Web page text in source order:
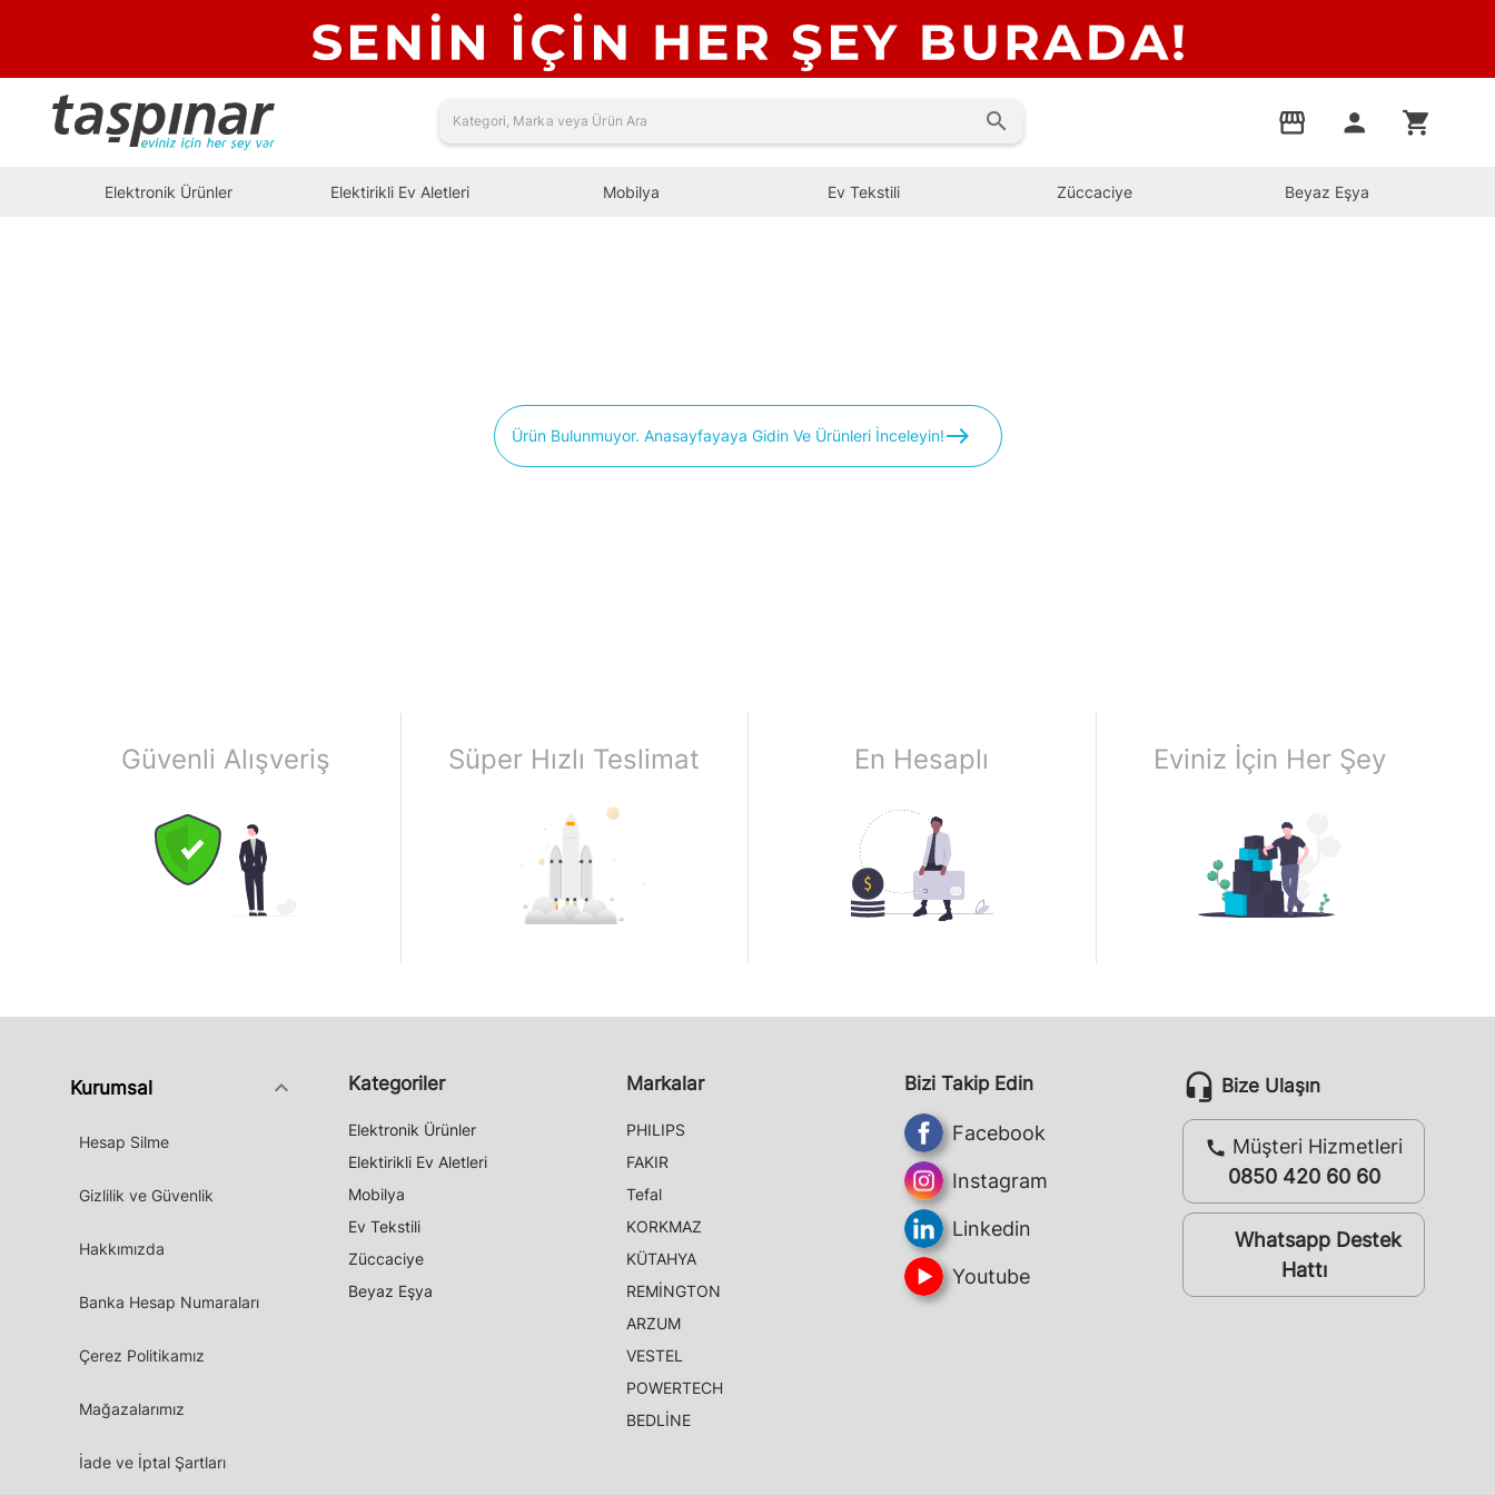
search storefront person shopping_cart
Elektronik Ürünler Elektirikli Ev Aletleri Mobilya Ev Tekstili Züccaciye Beyaz Eşya
Ürün Bulunmuyor. Anasayfayaya Gidin Ve Ürünleri İnceleyin!easts
Güvenli Alışveriş Süper Hızlı Teslimat En Hesaplı Eviniz İçin Her Şey
Kurumsal keyboard_arrow_down
Hesap Silme
Gizlilik ve Güvenlik
Hakkımızda
Banka Hesap Numaraları
Çerez Politikamız
Mağazalarımız
İade ve İptal Şartları
Kategoriler
Elektronik Ürünler
Elektirikli Ev Aletleri
Mobilya
Ev Tekstili
Züccaciye
Beyaz Eşya
Markalar
PHILIPS
FAKIR
Tefal
KORKMAZ
KÜTAHYA
REMİNGTON
ARZUM
VESTEL
POWERTECH
BEDLİNE
Bizi Takip Edin
Facebook
Instagram
Linkedin
Youtube
headset_mic Bize Ulaşın
call Müşteri Hizmetleri
0850 420 60 60
whatsappWhatsapp Destek
Hattı